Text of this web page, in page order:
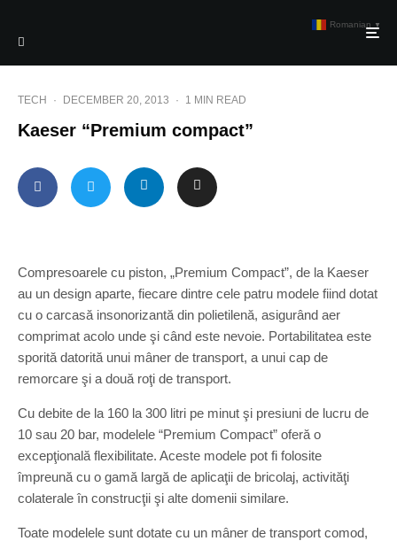
TECH · DECEMBER 20, 2013 · 1 MIN READ
Kaeser “Premium compact”
Compresoarele cu piston, „Premium Compact”, de la Kaeser
au un design aparte, fiecare dintre cele patru modele fiind dotat
cu o carcasă insonorizantă din polietilenă, asigurând aer
comprimat acolo unde şi când este nevoie. Portabilitatea este
sporită datorită unui mâner de transport, a unui cap de
remorcare şi a două roţi de transport.
Cu debite de la 160 la 300 litri pe minut şi presiuni de lucru de
10 sau 20 bar, modelele “Premium Compact” oferă o
excepţională flexibilitate. Aceste modele pot fi folosite
împreună cu o gamă largă de aplicaţii de bricolaj, activităţi
colaterale în construcţii şi alte domenii similare.
Toate modelele sunt dotate cu un mâner de transport comod,
Romanian ▼